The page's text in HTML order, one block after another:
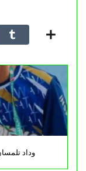
وداد